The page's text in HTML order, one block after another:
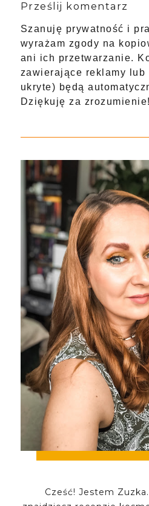
Prześlij komentarz
Szanuję prywatność i
wyrażam zgody na
ani ich przetwarzanie.
zawierające reklamy
ukryte) będą
Dziękuję za zrozumienie!
Cześć! Jestem